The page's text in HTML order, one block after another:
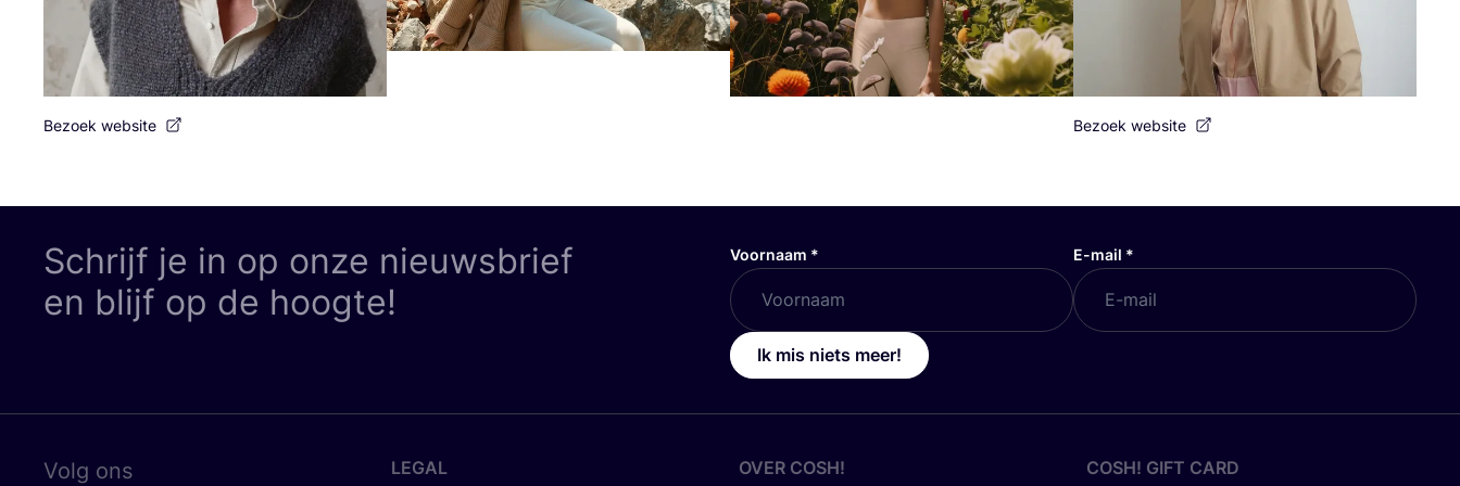
Bezoek website Bezoek website
Schrijf je in op onze nieuwsbrief
en blijf op de hoogte!
Voornaam * E-mail *
Ik mis niets meer!
Volg ons LEGAL OVER COSH! COSH! GIFT CARD